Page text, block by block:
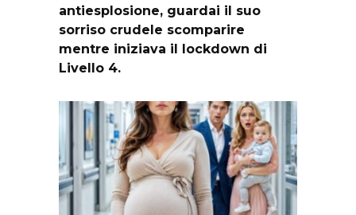
antiesplosione, guardai il suo
sorriso crudele scomparire
mentre iniziava il lockdown di
Livello 4.